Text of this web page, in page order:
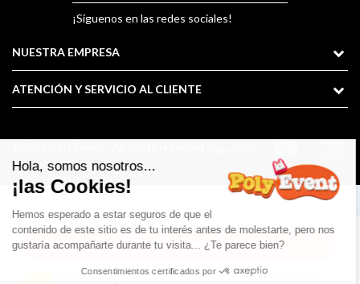
Añadir al carrito
¡Síguenos en las redes sociales!
NUESTRA EMPRESA
ATENCIÓN Y SERVICIO AL CLIENTE